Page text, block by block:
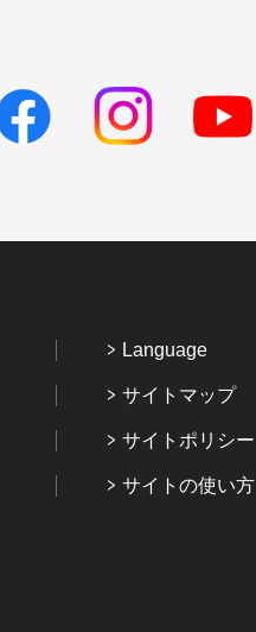
Language
サイトマップ
サイトポリシー
サイトの使い方